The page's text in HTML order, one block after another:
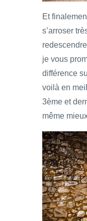
Et
s’arroser
je vous
différence
voilà en
3ème et
même